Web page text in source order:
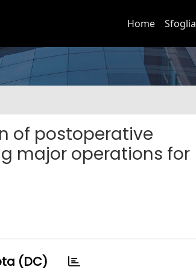
Home Sfoglia
of postoperative
major operations for
(DC)